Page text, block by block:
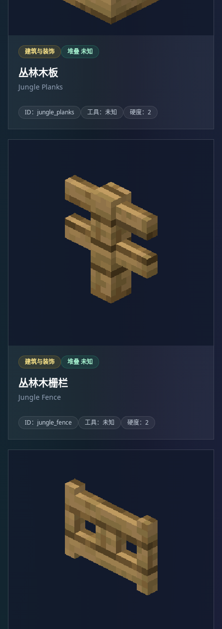
建筑与装饰 堆叠 未知
丛林木板
Jungle Planks
ID：jungle_planks 工具：未知 硬度：2
建筑与装饰 堆叠 未知
丛林木栅栏
Jungle Fence
ID：jungle_fence 工具：未知 硬度：2